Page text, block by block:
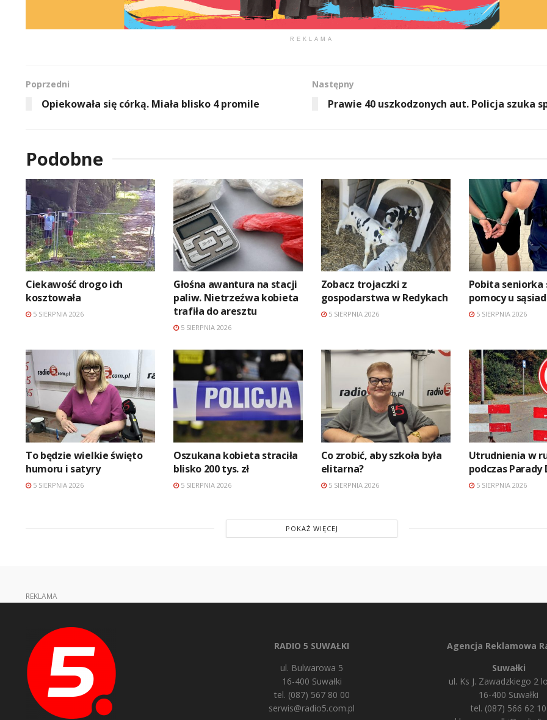
REKLAMA
Poprzedni
Opiekowała się córką. Miała blisko 4 promile
Następny
Prawie 40 uszkodzonych aut. Policja szuka
Podobne
Ciekawość drogo ich
kosztowała
5 SIERPNIA 2026
Głośna awantura na stacji
paliw. Nietrzeźwa kobieta
trafiła do aresztu
5 SIERPNIA 2026
Zobacz trojaczki z
gospodarstwa w Redykach
5 SIERPNIA 2026
Pobita seniorka
pomocy u
5 SIERPNIA 2026
To będzie wielkie święto
humoru i satyry
5 SIERPNIA 2026
Oszukana kobieta straciła
blisko 200 tys. zł
5 SIERPNIA 2026
Co zrobić, aby szkoła była
elitarna?
5 SIERPNIA 2026
Utrudnienia w
podczas Parady
5 SIERPNIA 2026
POKAŻ WIĘCEJ
REKLAMA
RADIO 5 SUWAŁKI
ul. Bulwarowa 5
16-400 Suwałki
tel. (087) 567 80 00
serwis@radio5.com.pl
Agencja Reklamowa
Suwałki
ul. Ks J. Zawadzkiego 2
16-400 Suwałki
tel. (087) 566 62 10